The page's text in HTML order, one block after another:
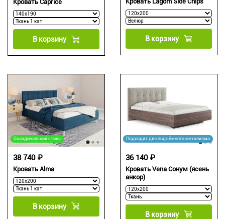
Кровать Caprice
В корзину В корзину
Скандинавский стиль
Кровать Alma
38 740 ₽
В корзину
Подходит для подъёмного механизма
Кровать Vena Сонум (ясень
анкор)
36 140 ₽
В корзину